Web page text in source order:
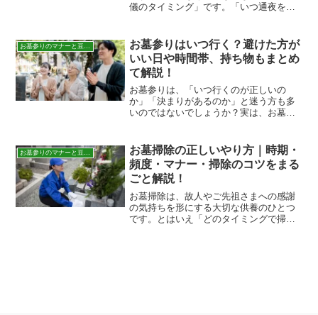
儀のタイミング」です。「いつ通夜を行
何度も経験しないからこそ、分からない
ことばかりです。葬儀は宗...
お墓参りのマナーと豆知識
お墓参りはいつ行く？避けた方が
いい日や時間帯、持ち物もまとめ
て解説！
お墓参りは、「いつ行くのが正しいの
か」「決まりがあるのか」と迷う方も多
いのではないでしょうか？実は、お墓参
を偲ぶ大切なタイミングとして、古くか
ら親しまれているいくつ...
お墓掃除の正しいやり方｜時期・
頻度・マナー・掃除のコツをまる
ごと解説！
お墓掃除は、故人やご先祖さまへの感謝
の気持ちを形にする大切な供養のひとつ
です。とはいえ「どのタイミングで掃除